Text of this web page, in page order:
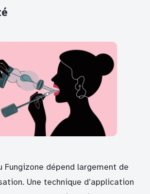
Fungizone dépend largement de
Une technique d’application